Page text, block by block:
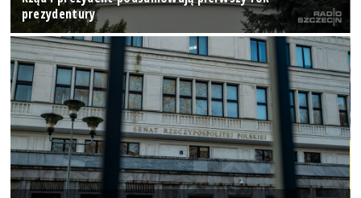
prezydentury